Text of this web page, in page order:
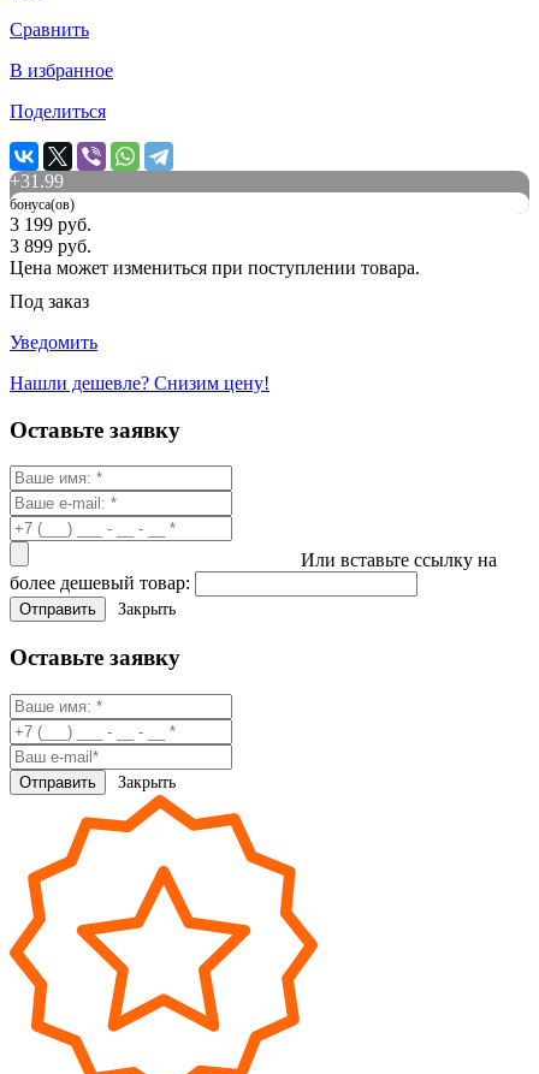
Сравнить
В избранное
Поделиться
+31.99
бонуса(ов)
3 199 руб.
3 899 руб.
Цена может измениться при поступлении товара.
Под заказ
Уведомить
Нашли дешевле? Снизим цену!
Оставьте заявку
Или вставьте ссылку на
более дешевый товар:
Закрыть
Оставьте заявку
Закрыть